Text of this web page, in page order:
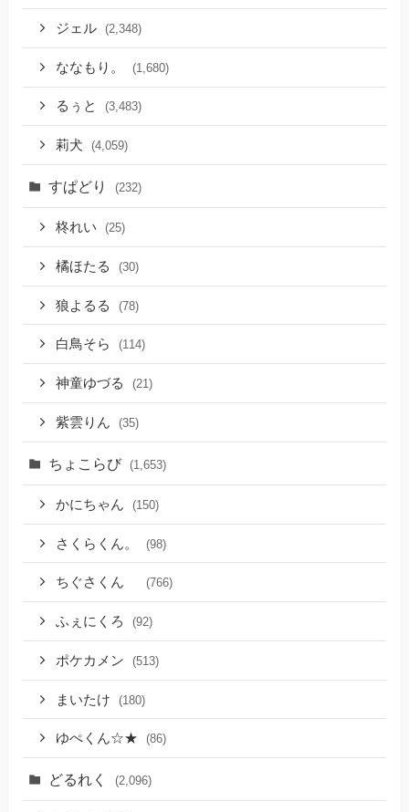
ジェル (2,348)
ななもり。 (1,680)
るぅと (3,483)
莉犬 (4,059)
すぱどり (232)
柊れい (25)
橘ほたる (30)
狼よるる (78)
白鳥そら (114)
神童ゆづる (21)
紫雲りん (35)
ちょこらび (1,653)
かにちゃん (150)
さくらくん。 (98)
ちぐさくん (766)
ふぇにくろ (92)
ポケカメン (513)
まいたけ (180)
ゆぺくん☆★ (86)
どるれく (2,096)